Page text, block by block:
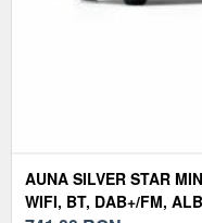
AUNA SILVER STAR
WIFI, BT, DAB+/FM, ALB